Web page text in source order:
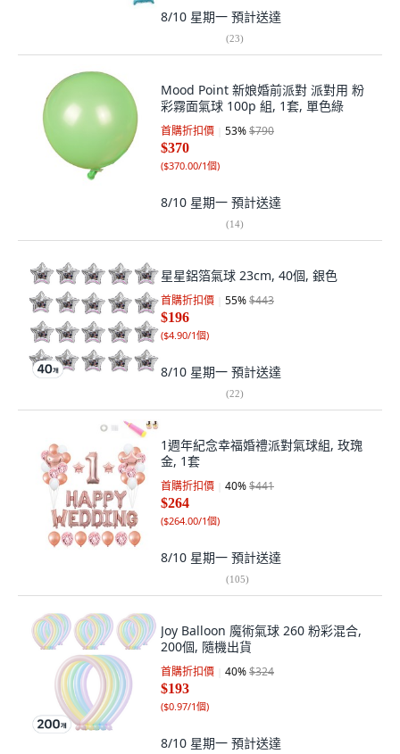
8/10 星期一 預計送達
(23)
Mood Point 新娘婚前派對 派對用 粉
彩霧面氣球 100p 組, 1套, 單色綠
首購折扣價 53%$790
$370
($370.00/1個)
8/10 星期一 預計送達
(14)
星星鋁箔氣球 23cm, 40個, 銀色
首購折扣價 55%$443
$196
($4.90/1個)
8/10 星期一 預計送達
(22)
1週年紀念幸福婚禮派對氣球組, 玫瑰
金, 1套
首購折扣價 40%$441
$264
($264.00/1個)
8/10 星期一 預計送達
(105)
Joy Balloon 魔術氣球 260 粉彩混合,
200個, 隨機出貨
首購折扣價 40%$324
$193
($0.97/1個)
8/10 星期一 預計送達